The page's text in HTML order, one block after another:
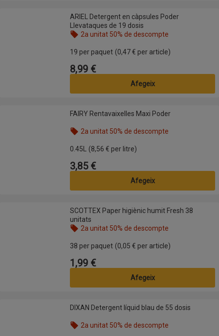
ARIEL Detergent en càpsules Poder Llevataques de 19 dosis
ARIEL Detergent en càpsules Poder
Llevataques de 19 dosis
2a unitat 50% de descompte
19 per paquet (0,47 € per article)
Preu
8,99 €
Afegeix
FAIRY Rentavaixelles Maxi PoderFAIRY Rentavaixelles Maxi Poder
2a unitat 50% de descompte
0.45L (8,56 € per litre)
Preu
3,85 €
Afegeix
SCOTTEX Paper higiènic humit Fresh 38 unitats
SCOTTEX Paper higiènic humit Fresh 38
unitats
2a unitat 50% de descompte
38 per paquet (0,05 € per article)
Preu
1,99 €
Afegeix
DIXAN Detergent líquid blau de 55 dosisDIXAN Detergent líquid blau de 55 dosis
2a unitat 50% de descompte